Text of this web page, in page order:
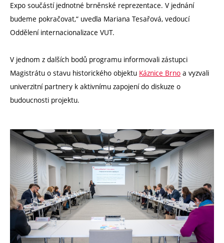
Expo součástí jednotné brněnské reprezentace. V jednání
budeme pokračovat,“ uvedla Mariana Tesařová, vedoucí
Oddělení internacionalizace VUT.
V jednom z dalších bodů programu informovali zástupci
Magistrátu o stavu historického objektu Káznice Brno a vyzvali
univerzitní partnery k aktivnímu zapojení do diskuze o
budoucnosti projektu.